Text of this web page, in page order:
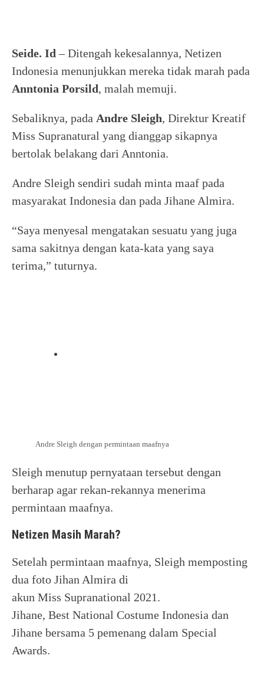
Seide. Id – Ditengah kekesalannya, Netizen
Indonesia menunjukkan mereka tidak marah pada
Anntonia Porsild, malah memuji.
Sebaliknya, pada Andre Sleigh, Direktur Kreatif
Miss Supranatural yang dianggap sikapnya
bertolak belakang dari Anntonia.
Andre Sleigh sendiri sudah minta maaf pada
masyarakat Indonesia dan pada Jihane Almira.
“Saya menyesal mengatakan sesuatu yang juga
sama sakitnya dengan kata-kata yang saya
terima,” tuturnya.
Andre Sleigh dengan permintaan maafnya
Sleigh menutup pernyataan tersebut dengan
berharap agar rekan-rekannya menerima
permintaan maafnya.
Netizen Masih Marah?
Setelah permintaan maafnya, Sleigh memposting
dua foto Jihan Almira di
akun Miss Supranational 2021.
Jihane, Best National Costume Indonesia dan
Jihane bersama 5 pemenang dalam Special
Awards.